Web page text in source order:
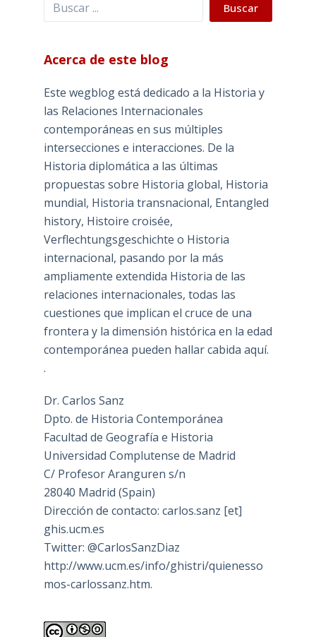
Buscar
Acerca de este blog
Este wegblog está dedicado a la Historia y
las Relaciones Internacionales
contemporáneas en sus múltiples
intersecciones e interacciones. De la
Historia diplomática a las últimas
propuestas sobre Historia global, Historia
mundial, Historia transnacional, Entangled
history, Histoire croisée,
Verflechtungsgeschichte o Historia
internacional, pasando por la más
ampliamente extendida Historia de las
relaciones internacionales, todas las
cuestiones que implican el cruce de una
frontera y la dimensión histórica en la edad
contemporánea pueden hallar cabida aquí.
.
Dr. Carlos Sanz
Dpto. de Historia Contemporánea
Facultad de Geografía e Historia
Universidad Complutense de Madrid
C/ Profesor Aranguren s/n
28040 Madrid (Spain)
Dirección de contacto: carlos.sanz [et]
ghis.ucm.es
Twitter: @CarlosSanzDiaz
http://www.ucm.es/info/ghistri/quienesso
mos-carlossanz.htm.